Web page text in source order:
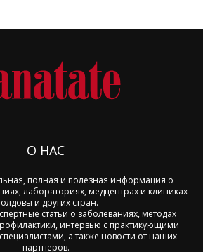
О НАС
полная и полезная информация о
лабораториях, медцентрах и клиниках
и других стран.
статьи о заболеваниях, методах
интервью с практикующими
а также новости от наших
партнеров.